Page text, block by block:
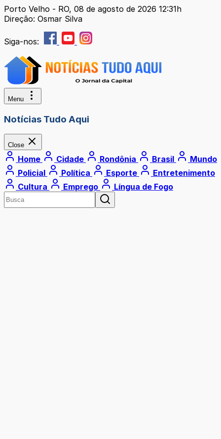
Porto Velho - RO, 08 de agosto de 2026 12:31h
Direção: Osmar Silva
Siga-nos:
Menu
Notícias Tudo Aqui
Close
Home Cidade Rondônia Brasil
Mundo
Policial
Política Esporte
Entretenimento
Cultura
Emprego Língua de Fogo